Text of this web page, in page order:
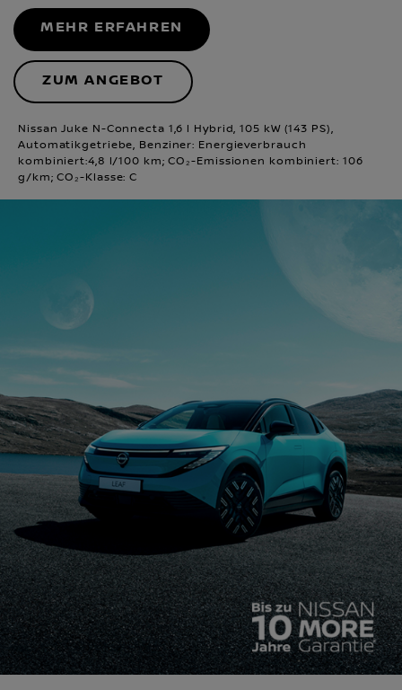
MEHR ERFAHREN
ZUM ANGEBOT
Nissan Juke N-Connecta 1,6 l Hybrid, 105 kW (143 PS),
Automatikgetriebe, Benziner: Energieverbrauch
kombiniert:4,8 l/100 km; CO₂-Emissionen kombiniert: 106
g/km; CO₂-Klasse: C